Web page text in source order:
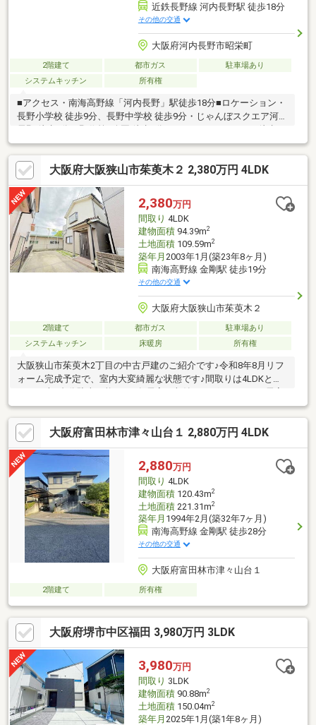
近鉄長野線 河内長野駅 徒歩18分
その他の交通
大阪府河内長野市昭栄町
2階建て 都市ガス
駐車場あり
システムキッチン
所有権
■アクセス・南海高野線「河内長野」駅徒歩18分■ロケーション・
長野小学校 徒歩9分、長野中学校 徒歩9分・じゃんぼスクエア河内
分■魅力POINT・約19.5帖のLDKを備えた、家族でゆったり過ごせ
る3LDK・書庫や吹抜、シューズクロークなど魅力の多い住まい・
家中の空気をクリーンに保つ「炭の家」仕様・スーパーや小・中
学校が徒歩圏内に揃う、買物や通学に便利な立地■室内状態・現
状引渡しの住まいです■設備・サポート・弊社売主、最長2年保証
付きで購入後も安心・普通車1台駐車可能（車種による）
大阪府大阪狭山市茱萸木２ 2,380万円 4LDK
2,380万円
間取り 4LDK
建物面積94.39m2
土地面積109.59m2
築年月 2003年1月(築23年8ヶ月)
南海高野線 金剛駅 徒歩19分
その他の交通
大阪府大阪狭山市茱萸木２
2階建て 都市ガス
駐車場あり
システムキッチン
床暖房 所有権
大阪狭山市茱萸木2丁目の中古戸建のご紹介です♪令和8年8月リフ
ォーム完成予定で、室内大変綺麗な状態です♪間取りは4LDKとな
り、お車1台分駐車可能です♪各居室に収納もございますので居室
をすっきりご使用いただけます♪中学校へは徒歩約3分と通学に便
利な立地です♪コンビニとスーパーも近く、生活至便です♪ぜひご
内見いただきたいお家です♪お問い合わせお待ちしております♪***
大阪府富田林市津々山台１ 2,880万円 4LDK
2,880万円
間取り 4LDK
建物面積120.43m2
土地面積221.31m2
築年月 1994年2月(築32年7ヶ月)
南海高野線 金剛駅 徒歩28分
その他の交通
大阪府富田林市津々山台１
2階建て 所有権
大阪府堺市中区福田 3,980万円 3LDK
3,980万円
間取り 3LDK
建物面積90.88m2
土地面積150.04m2
築年月 2025年1月(築1年8ヶ月)